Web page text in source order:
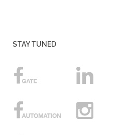
STAY TUNED